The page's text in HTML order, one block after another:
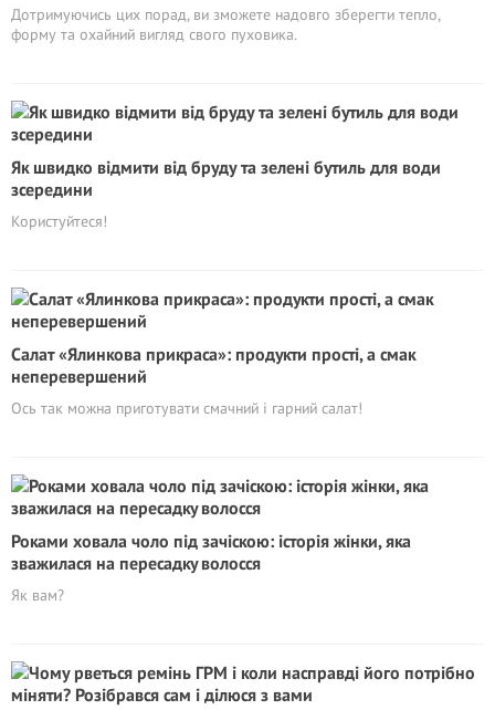
Дотримуючись цих порад, ви зможете надовго зберегти тепло,
форму та охайний вигляд свого пуховика.
Як швидко відмити від бруду та зелені бутиль для води
зсередини
Користуйтеся!
Салат «Ялинкова прикраса»: продукти прості, а смак
неперевершений
Ось так можна приготувати смачний і гарний салат!
Роками ховала чоло під зачіскою: історія жінки, яка
зважилася на пepeсадкy волосся
Як вам?